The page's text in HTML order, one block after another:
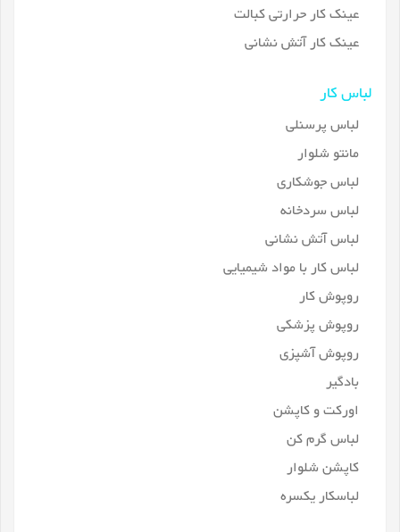
عینک کار حرارتی کبالت
عینک کار آتش نشانی
لباس کار
لباس پرسنلی
مانتو شلوار
لباس جوشکاری
لباس سردخانه
لباس آتش نشانی
لباس کار با مواد شیمیایی
روپوش کار
روپوش پزشکی
روپوش آشپزی
بادگیر
اورکت و کاپشن
لباس گرم کن
کاپشن شلوار
لباسکار یکسره